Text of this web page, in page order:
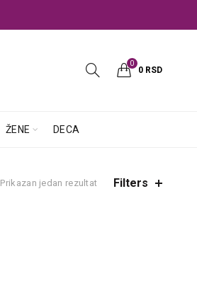
0
0 RSD
ŽENE DECA
Prikazan jedan rezultat Filters